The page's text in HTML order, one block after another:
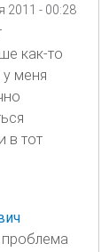
2011 - 00:28
как-то
меня
в тот
проблема